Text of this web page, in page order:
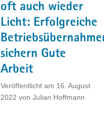
oft auch wieder
Licht: Erfolgreiche
sichern Gute
Arbeit
Veröffentlicht am 16. August
2022 von Julian Hoffmann